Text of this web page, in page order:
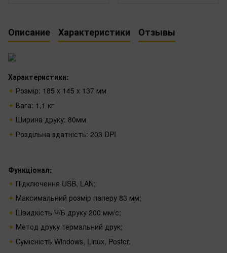
Описание Характеристики Отзывы
Характеристики:
Розмір: 185 x 145 x 137 мм
Вага: 1,1 кг
Ширина друку: 80мм
Роздільна здатність: 203 DPI
Функціонал:
Підключення USB, LAN;
Максимальний розмір паперу 83 мм;
Швидкість Ч/Б друку 200 мм/с;
Метод друку термальний друк;
Сумісність Windows, Linux, Poster.